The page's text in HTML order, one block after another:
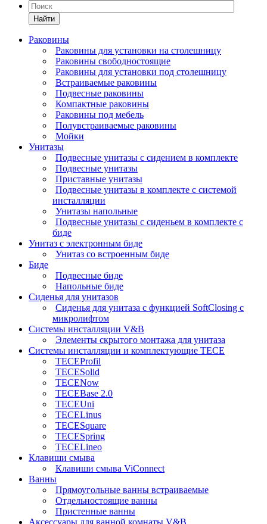
Найти
Раковины
Раковины для установки на столешницу
Раковины свободностоящие
Раковины для установки под столешницу
Встраиваемые раковины
Подвесные раковины
Компактные раковины
Раковины под мебель
Полувстраиваемые раковины
Мойки
Унитазы
Подвесные унитазы с сидением в комплекте
Подвесные унитазы
Приставные унитазы
Подвесные унитазы в комплекте с системой
инсталляции
Унитазы напольные
Подвесные унитазы с сиденьем в комплекте с
биде
Унитаз с электронным биде
Унитаз со встроенным биде
Биде
Подвесные биде
Напольные биде
Сиденья для унитазов
Сиденья для унитаза с функцией SoftClosing с
микролифтом
Системы инсталляции V&B
Элементы скрытого монтажа для унитаза
Системы инсталляции и комплектующие TECE
TECEProfil
TECESolid
TECENow
TECEBase 2.0
TECEUni
TECELinus
TECESquare
TECESpring
TECELineo
Клавиши смыва
Клавиши смыва ViConnect
Ванны
Прямоугольные ванны встраиваемые
Отдельностоящие ванны
Пристенные ванны
Аксессуары для ванной комнаты V&B